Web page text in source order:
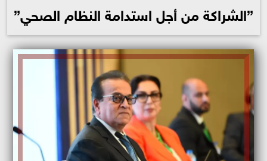
”الشراكة من أجل استدامة النظام الصحي”